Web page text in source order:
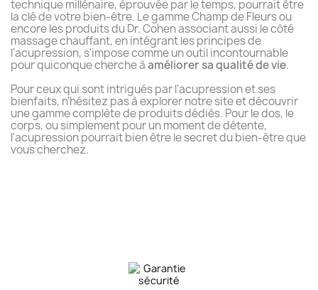
technique millénaire, éprouvée par le temps, pourrait être
la clé de votre bien-être. Le gamme Champ de Fleurs ou
encore les produits du Dr. Cohen associant aussi le côté
massage chauffant, en intégrant les principes de
l'acupression, s'impose comme un outil incontournable
pour quiconque cherche àaméliorer sa qualité de vie.
Pour ceux qui sont intrigués par l'acupression et ses
bienfaits, n'hésitez pas à explorer notre site et découvrir
une gamme complète de produits dédiés. Pour le dos, le
corps, ou simplement pour un moment de détente,
l'acupression pourrait bien être le secret du bien-être que
vous cherchez.